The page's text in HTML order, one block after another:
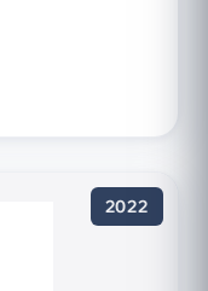
2022